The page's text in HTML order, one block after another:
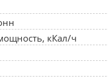
кКал/ч